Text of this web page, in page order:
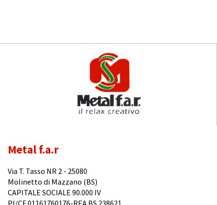
Metal f.a.r
Via T. Tasso NR 2 - 25080
Molinetto di Mazzano (BS)
CAPITALE SOCIALE 90.000 IV
PI/CF 01161760176-REA BS 238621